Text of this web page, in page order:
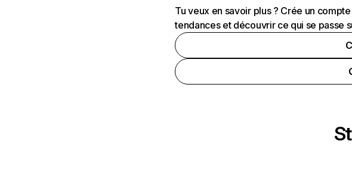
Tu veux en savoir plus ? Crée un
tendances et découvrir ce qui se passe